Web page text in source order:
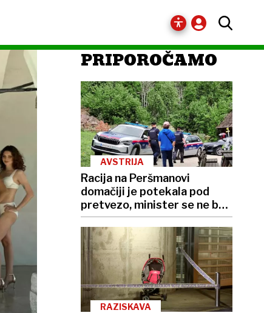
PRIPOROČAMO
AVSTRIJA
Racija na Peršmanovi
domačiji je potekala pod
pretvezo, minister se ne bo
opravičil
RAZISKAVA